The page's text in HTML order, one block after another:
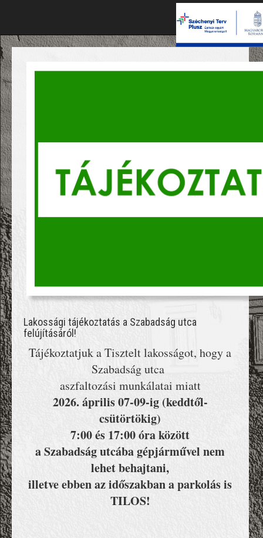
Lakossági tájékoztatás a Szabadság utca
felújításáról!
Tájékoztatjuk a Tisztelt lakosságot, hogy a
Szabadság utca
aszfaltozási munkálatai miatt
2026. április 07-09-ig (keddtől-
csütörtökig)
7:00 és 17:00 óra között
a Szabadság utcába gépjárművel nem
lehet behajtani,
illetve ebben az időszakban a parkolás is
TILOS!